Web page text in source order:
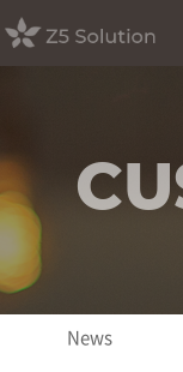
News